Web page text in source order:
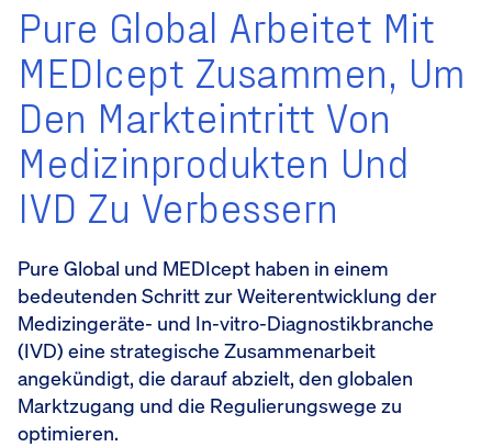
Pure Global Arbeitet Mit
MEDIcept Zusammen, Um
Den Markteintritt Von
Medizinprodukten Und
IVD Zu Verbessern
Pure Global und MEDIcept haben in einem
bedeutenden Schritt zur Weiterentwicklung der
Medizingeräte- und In-vitro-Diagnostikbranche
(IVD) eine strategische Zusammenarbeit
angekündigt, die darauf abzielt, den globalen
Marktzugang und die Regulierungswege zu
optimieren.